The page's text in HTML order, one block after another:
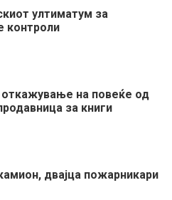
ултиматум за
контроли
откажување на повеќе од
за книги
двајца пожарникари